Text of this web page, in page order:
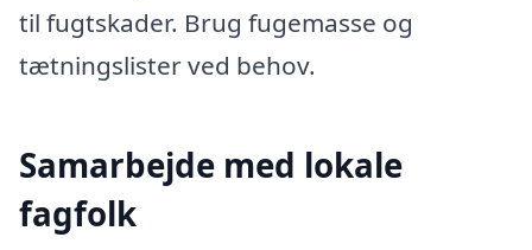
til fugtskader. Brug fugemasse og
tætningslister ved behov.
Samarbejde med lokale
fagfolk